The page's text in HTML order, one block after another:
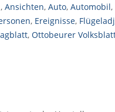
, Ansichten, Auto, Automobil,
, Ereignisse,
, Ottobeurer